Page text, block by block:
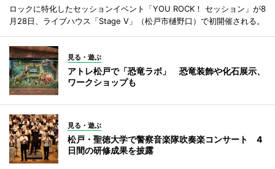
ロックに特化したセッションイベント「YOU ROCK！ セッション」が8
月28日、ライブハウス「Stage V」（松戸市樋野口）で初開催される。
見る・遊ぶ
アトレ松戸で「恐竜ラボ」 恐竜装飾や化石展示、
ワークショップも
見る・遊ぶ
松戸・聖徳大学で警察音楽隊吹奏楽コンサート 4
日間の研修成果を披露